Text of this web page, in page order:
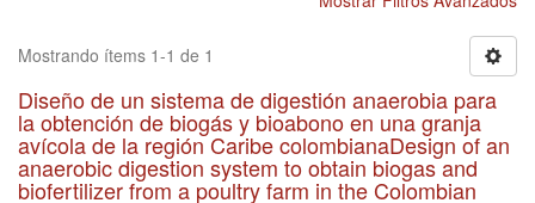
Mostrando ítems 1-1 de 1
Diseño de un sistema de digestión anaerobia para
la obtención de biogás y bioabono en una granja
avícola de la región Caribe colombianaDesign of an
anaerobic digestion system to obtain biogas and
biofertilizer from a poultry farm in the Colombian